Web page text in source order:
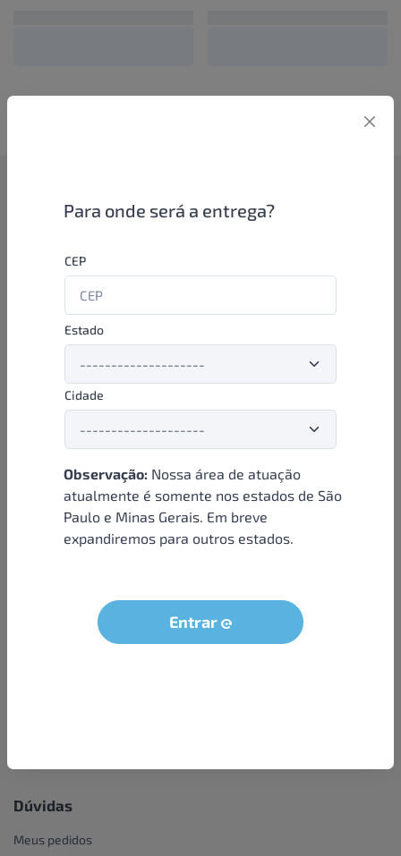
Para onde será a entrega?
CEP
Estado
Cidade
Observação: Nossa área de atuação
atualmente é somente nos estados de São
Paulo e Minas Gerais. Em breve
expandiremos para outros estados.
Entrar
Como funciona
aproveitar as promoções e ofertas direto das indústrias de
beleza e higiene em nossa plataforma. E o melhor: você continua
comprando de seus distribuidores parceiros e encontra novos
distribuidores para comprar cada vez com mais praticidade e
agilidade. Aproveite!
Formas de pagamento
Institucional
Sobre nós
Condições e termos
Seja um parceiro
LGPD - Solicitação dos dados do titular
Dúvidas
Meus pedidos